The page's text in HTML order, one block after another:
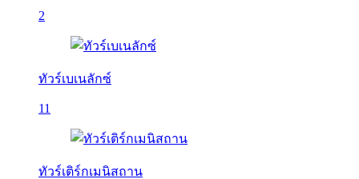
2
ทัวร์เบเนลักซ์
11
ทัวร์เติร์กเมนิสถาน